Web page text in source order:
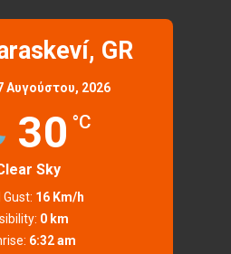
GR
Αυγούστου, 2026
30 °C
Sky
Gust: 16 Km/h
0 km
6:32 am